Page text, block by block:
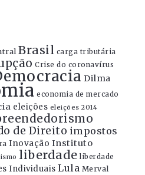
Brasil carga tributária
Crise do coronavírus
Dilma
economia de mercado
eleições eleições 2014
de Direito impostos
Inovação Instituto
liberdade liberdade
Individuais Lula Merval